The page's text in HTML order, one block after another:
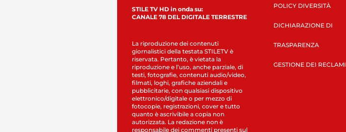
STILE TV HD in onda su:
CANALE 78 DEL DIGITALE TERRESTRE
La riproduzione dei contenuti
giornalistici della testata STILETV è
riservata. Pertanto, è vietata la
riproduzione e l’uso, anche parziale, di
testi, fotografie, contenuti audio/video,
filmati, loghi, grafiche aziendali e
pubblicitarie, con qualsiasi dispositivo
elettronico/digitale o per mezzo di
fotocopie, registrazioni, cover e tutto
quanto è ascrivibile a copia non
autorizzata. La redazione non è
responsabile dei commenti presenti sul
POLICY DIVERSITÀ
DICHIARAZIONE DI
TRASPARENZA
GESTIONE DEI RECLAMI